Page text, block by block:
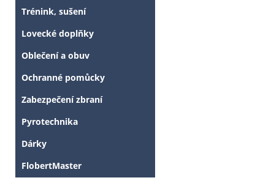
Trénink, sušení
Lovecké doplňky
Oblečení a obuv
Ochranné pomůcky
Zabezpečení zbraní
Pyrotechnika
Dárky
FlobertMaster